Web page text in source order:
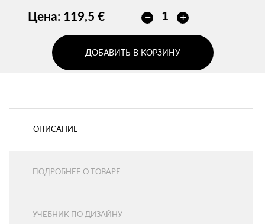
Цена: 119,5 €
ДОБАВИТЬ В КОРЗИНУ
ОПИСАНИЕ
ПОДРОБНЕЕ О ТОВАРЕ
УЧЕБНИК ПО ДИЗАЙНУ